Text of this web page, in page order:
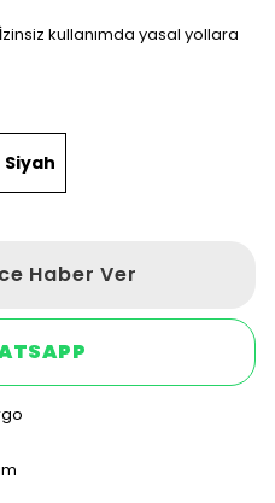
kullanımda yasal yollara
Siyah
Haber Ver